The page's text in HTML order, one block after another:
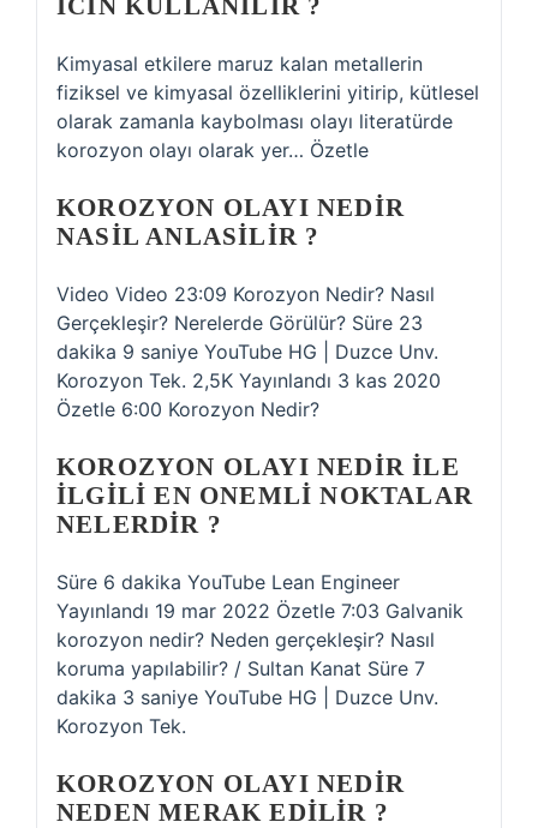
ICIN KULLANILIR ?
Kimyasal etkilere maruz kalan metallerin
fiziksel ve kimyasal özelliklerini yitirip, kütlesel
olarak zamanla kaybolması olayı literatürde
korozyon olayı olarak yer… Özetle
KOROZYON OLAYI NEDIR
NASIL ANLASILIR ?
Video Video 23:09 Korozyon Nedir? Nasıl
Gerçekleşir? Nerelerde Görülür? Süre 23
dakika 9 saniye YouTube HG | Duzce Unv.
Korozyon Tek. 2,5K Yayınlandı 3 kas 2020
Özetle 6:00 Korozyon Nedir?
KOROZYON OLAYI NEDIR ILE
ILGILI EN ONEMLI NOKTALAR
NELERDIR ?
Süre 6 dakika YouTube Lean Engineer
Yayınlandı 19 mar 2022 Özetle 7:03 Galvanik
korozyon nedir? Neden gerçekleşir? Nasıl
koruma yapılabilir? / Sultan Kanat Süre 7
dakika 3 saniye YouTube HG | Duzce Unv.
Korozyon Tek.
KOROZYON OLAYI NEDIR
NEDEN MERAK EDILIR ?